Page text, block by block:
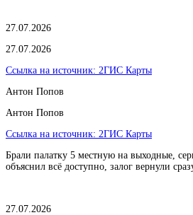
27.07.2026
27.07.2026
Ссылка на источник: 2ГИС Карты
Антон Попов
Антон Попов
Ссылка на источник: 2ГИС Карты
Брали палатку 5 местную на выходные,
объяснил всё доступно, залог вернули
27.07.2026